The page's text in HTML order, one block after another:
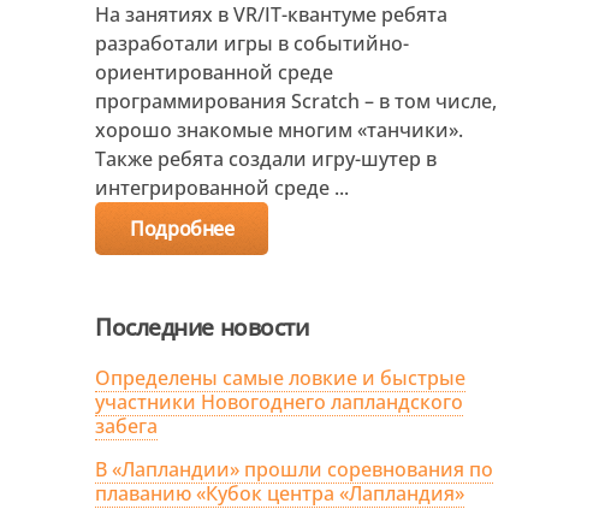
На занятиях в VR/IT-квантуме ребята
разработали игры в событийно-
ориентированной среде
программирования Scratch – в том числе,
хорошо знакомые многим «танчики».
Также ребята создали игру-шутер в
интегрированной среде ...
Подробнее
Последние новости
Определены самые ловкие и быстрые
участники Новогоднего лапландского
забега
В «Лапландии» прошли соревнования по
плаванию «Кубок центра «Лапландия»